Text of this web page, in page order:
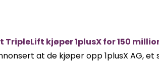
kjøper 1plusX for 150
at de kjøper opp 1plusX AG,